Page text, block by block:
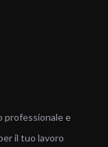
professionale e
il tuo lavoro